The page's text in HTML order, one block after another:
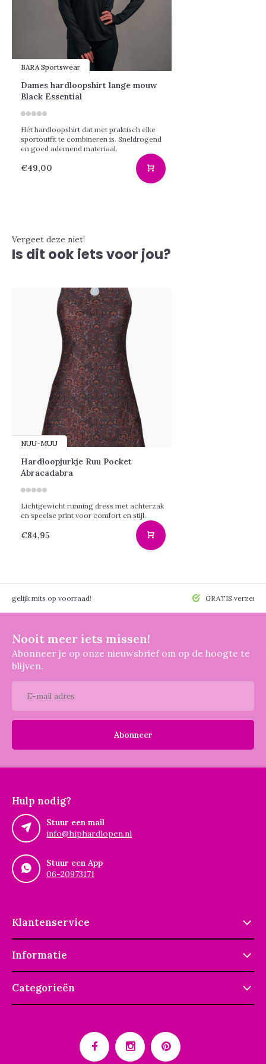
BARA Sportswear
Dames hardloopshirt lange mouw
Black Essential
Hét hardloopshirt dat met praktisch elke
sportoutfit te combineren is. Sneldrogend
en goed ademend materiaal.
€49,00
Vergeet deze niet!
Is dit ook iets voor jou?
NUU-MUU
Hardloopjurkje Ruu Pocket
Abracadabra
Lichtgewicht running dress met achterzak
en speelse print voor comfort en stijl.
€84,95
mits op voorraad! GRATIS
Nooit meer iets missen!
Abonneer je op onze nieuwsbrief om op de hoogte te
blijven.
Abonneer
Hulp nodig?
Stuur een mail
info@hiphardlopen.nl
Stuur een App
06-20973171
Klantenservice
Informatie
Categorieën